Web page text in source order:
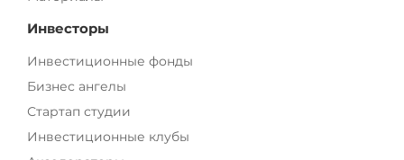
Инвесторы
Инвестиционные фонды
Бизнес ангелы
Стартап студии
Инвестиционные клубы